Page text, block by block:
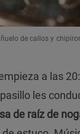
de callos y
a las
les
de raíz de